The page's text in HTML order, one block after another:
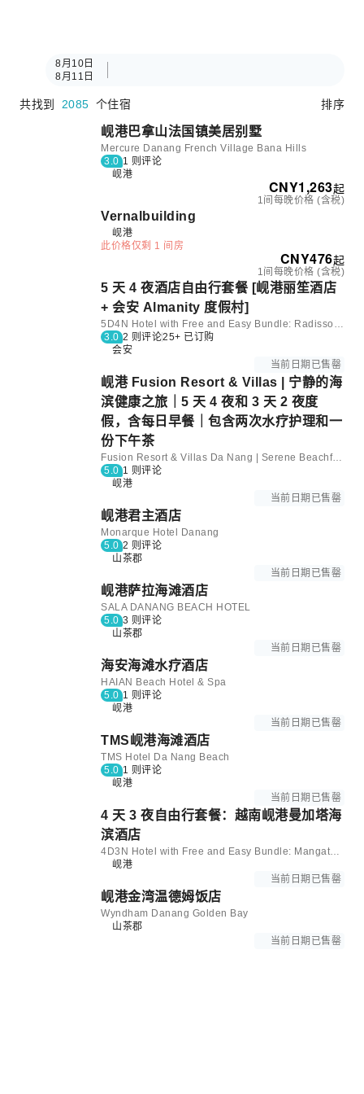
8月10日
8月11日
共找到 2085 个住宿 排序
岘港巴拿山法国镇美居别墅
Mercure Danang French Village Bana Hills
3.0 1 则评论
岘港
CNY1,263起
1间每晚价格 (含税)
Vernalbuilding
岘港
此价格仅剩 1 间房
CNY476起
1间每晚价格 (含税)
5 天 4 夜酒店自由行套餐 [岘港丽笙酒店
+ 会安 Almanity 度假村]
5D4N Hotel with Free and Easy Bundle: Radisson Hotel Danang and Almanity Hoi An Resort & Spa | Vietnam
3.0 2 则评论25+ 已订购
会安
当前日期已售罄
岘港 Fusion Resort & Villas | 宁静的海
滨健康之旅｜5 天 4 夜和 3 天 2 夜度
假，含每日早餐｜包含两次水疗护理和一
份下午茶
Fusion Resort & Villas Da Nang | Serene Beachfront Wellness Escape｜5D4N & 3D2N Getaway with Daily Breakfast｜With Two spa treatments&One afternoon tea set
5.0 1 则评论
岘港
当前日期已售罄
岘港君主酒店
Monarque Hotel Danang
5.0 2 则评论
山茶郡
当前日期已售罄
岘港萨拉海滩酒店
SALA DANANG BEACH HOTEL
5.0 3 则评论
山茶郡
当前日期已售罄
海安海滩水疗酒店
HAIAN Beach Hotel & Spa
5.0 1 则评论
岘港
当前日期已售罄
TMS岘港海滩酒店
TMS Hotel Da Nang Beach
5.0 1 则评论
岘港
当前日期已售罄
4 天 3 夜自由行套餐：越南岘港曼加塔海
滨酒店
4D3N Hotel with Free and Easy Bundle: Mangata Beachfront Hotel in Da Nang | Vietnam
岘港
当前日期已售罄
岘港金湾温德​​姆饭店
Wyndham Danang Golden Bay
山茶郡
当前日期已售罄